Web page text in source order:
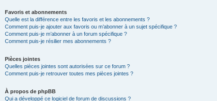
Favoris et abonnements
Quelle est la différence entre les favoris et les abonnements ?
Comment puis-je ajouter aux favoris ou m’abonner à un sujet spécifique ?
Comment puis-je m’abonner à un forum spécifique ?
Comment puis-je résilier mes abonnements ?
Pièces jointes
Quelles pièces jointes sont autorisées sur ce forum ?
Comment puis-je retrouver toutes mes pièces jointes ?
À propos de phpBB
Qui a développé ce logiciel de forum de discussions ?